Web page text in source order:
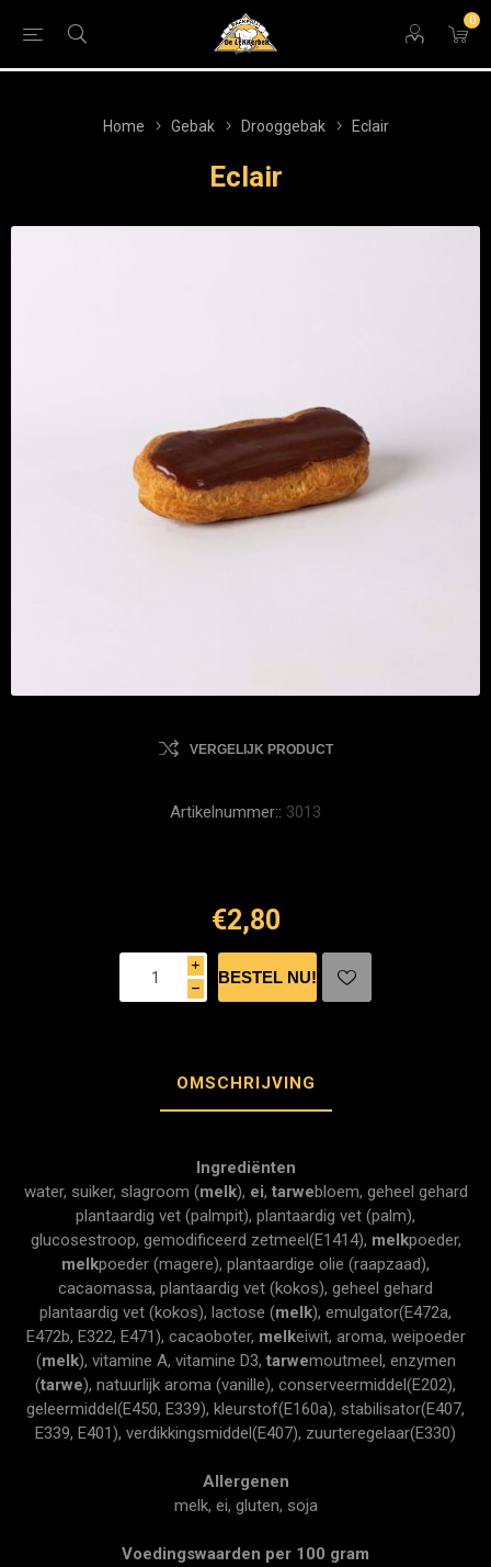
0
Home Gebak Drooggebak Eclair
Eclair
VERGELIJK PRODUCT
Artikelnummer:: 3013
€2,80
i
h
OMSCHRIJVING
Ingrediënten
water, suiker, slagroom (melk), ei, tarwebloem, geheel gehard
plantaardig vet (palmpit), plantaardig vet (palm),
glucosestroop, gemodificeerd zetmeel(E1414), melkpoeder,
melkpoeder (magere), plantaardige olie (raapzaad),
cacaomassa, plantaardig vet (kokos), geheel gehard
plantaardig vet (kokos), lactose (melk), emulgator(E472a,
E472b, E322, E471), cacaoboter, melkeiwit, aroma, weipoeder
(melk), vitamine A, vitamine D3, tarwemoutmeel, enzymen
(tarwe), natuurlijk aroma (vanille), conserveermiddel(E202),
geleermiddel(E450, E339), kleurstof(E160a), stabilisator(E407,
E339, E401), verdikkingsmiddel(E407), zuurteregelaar(E330)
Allergenen
melk, ei, gluten, soja
Voedingswaarden per 100 gram